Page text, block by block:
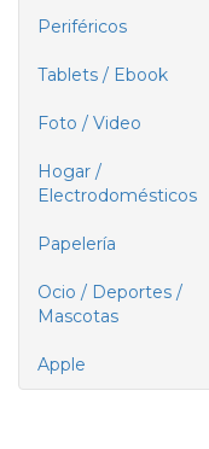
Periféricos
Tablets / Ebook
Foto / Video
Hogar /
Electrodomésticos
Papelería
Ocio / Deportes /
Mascotas
Apple